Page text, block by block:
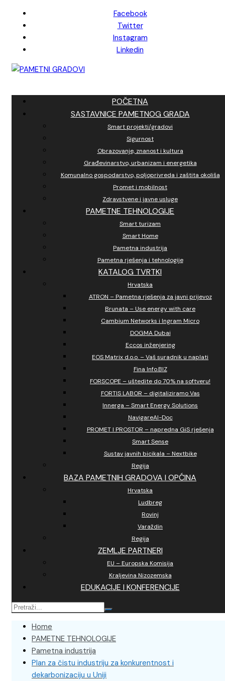
content
Facebook
Twitter
Instagram
Linkedin
POČETNA
SASTAVNICE PAMETNOG GRADA
Smart projekti/gradovi
Sigurnost
Obrazovanje, znanost i kultura
Građevinarstvo, urbanizam i energetika
Komunalno gospodarstvo, poljoprivreda i zaštita okoliša
Promet i mobilnost
Zdravstvene i javne usluge
PAMETNE TEHNOLOGIJE
Smart turizam
Smart Home
Pametna industrija
Pametna rješenja i tehnologije
KATALOG TVRTKI
Hrvatska
ATRON – Pametna rješenja za javni prijevoz
Brunata – Use energy with care
Cambium Networks i Ingram Micro
DOGMA Dubai
Eccos inženjering
EOS Matrix d.o.o. – Vaš suradnik u naplati
Fina Info.BIZ
FORSCOPE – uštedite do 70% na softveru!
FORTIS LABOR – digitaliziramo Vas
Innerga – Smart Energy Solutions
NavigareAI-Doc
PROMET I PROSTOR – napredna GiS rješenja
Smart Sense
Sustav javnih bicikala – Nextbike
Regija
BAZA PAMETNIH GRADOVA I OPĆINA
Hrvatska
Ludbreg
Rovinj
Varaždin
Regija
ZEMLJE PARTNERI
EU – Europska Komisija
Kraljevina Nizozemska
EDUKACIJE I KONFERENCIJE
Home
PAMETNE TEHNOLOGIJE
Pametna industrija
Plan za čistu industriju za konkurentnost i
dekarbonizaciju u Uniji